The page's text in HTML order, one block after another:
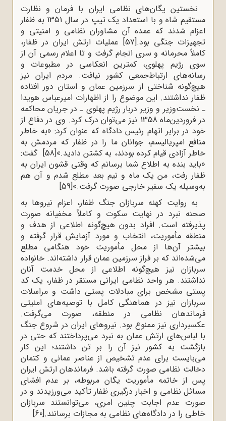
نخستین یگان‌های نظامی ایران با فرمان و نظارت
مستقیم شاه و با استعداد یک تیپ در سال 1351 به ظفار
اعزام شدند که عمده آن مشاوران نظامی و امنیتی و
تجهیزات جنگی بود.[57]
عملیات ارتش ایران در ظفار،
کاملاً محرمانه و سری انجام گرفت و تا اعلام رسمی آن از
سوی رژیم پهلوی، کمترین انعکاسی در مطبوعات و
رسانه‌های ارتباط‌جمعی کشور نیافت. مردم ایران نیز
هیچ‌گونه شناختی از سرزمین عمان و استان دور افتاده
ظفار نداشتند. این موضوع را از اظهارات امیرعباس هویدا
ـ نخست‌وزیر و وزیر دربار رژیم پهلوی ـ در جریان محاکمه
در فروردین‌ماه 1358 نیز می‌توان درک کرد. وی در دفاع از
خود در برابر اتهام رئیس دادگاه که عنوان کرد: «به خاطر
منافع امپریالیسم، جوانان ما را در ظفار که مردمش به
خاطر آزادی قیام کرده بودند، به کشتن دادید.»[58]
گفت:
«باید بنده به اطلاع شما برسانم که وقتی قشون ایران به
ظفار رفت، من یک ماه‌ و نیم بعد مطلع شدم و آن هم
به‌وسیله یک سفیر خارجی صورت گرفت.»[59]
به روایت کهنه سربازان جنگ ظفار، اعزام نیروها به
صحنه نبرد در نهایت سکوت و کاملاً مخفیانه صورت
پذیرفته است. افراد بدون هیچ‌گونه اطلاعی از هدف و
منطقه مأموریت، انتخاب و مورد آزمایش قرار گرفته و
بیشتر آن‌ها از محل مأموریت خود هنگامی مطلع
می‌شده‌اند که بر فراز سرزمین عمان قرار داشته‌اند. خانواده
سربازان نیز هیچ‌گونه اطلاعی از محل خدمت آنان
نداشتند. هر واحد نظامی ایرانی مستقر در ظفار، یک کد
پستی مشخص برای مبادلات پستی داشت و مراسلات
سربازان نیز در هماهنگی کامل با توصیه‌های امنیتی
فرماندهان نظامی در منطقه، صورت می‌گرفت.
عکسبرداری نیز ممنوع بود. نیروهای ایران در شروع جنگ
با لباس‌های ارتش عمان به نبرد می‌پرداختند که حتی در
بازگشت به کشور نیز آن را بر تن داشتند؛ این کار
می‌بایست برای عدم تشخیص از عناصر عمانی و کتمان
دخالت نظامی صورت گرفته باشد. فرماندهان ارتش ایران
پس از خاتمه مأموریت یگان مربوطه، بر عدم افشای
مسائل نظامی و اخبار درگیری ظفار تأکید می‌ورزیدند و در
صورت عدم اجابت چنین امری، می‌توانستند سربازان
خاطی را در دادگاه‌های نظامی به مجازات برسانند.[60]